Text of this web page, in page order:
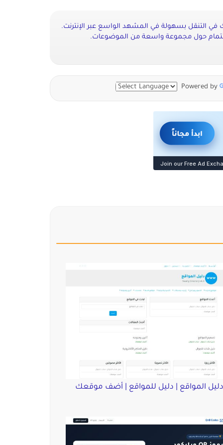
التنقل بسهولة في المشهد الواسع عبر الإنترنت.
حول مجموعة واسعة من الموضوعات.
Powered by
دليل المواقع | دليل للمواقع | أضف موقعك